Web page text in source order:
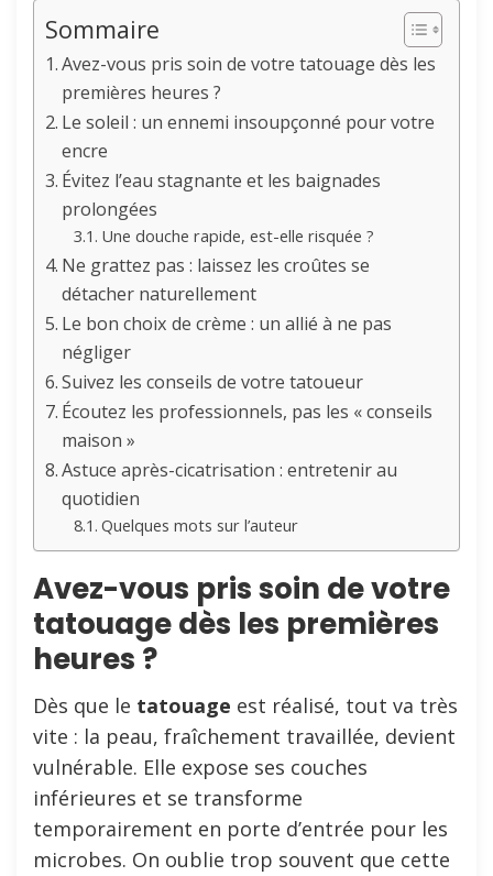
Sommaire
Avez-vous pris soin de votre tatouage dès les
premières heures ?
Le soleil : un ennemi insoupçonné pour votre
encre
Évitez l’eau stagnante et les baignades
prolongées
Une douche rapide, est-elle risquée ?
Ne grattez pas : laissez les croûtes se
détacher naturellement
Le bon choix de crème : un allié à ne pas
négliger
Suivez les conseils de votre tatoueur
Écoutez les professionnels, pas les « conseils
maison »
Astuce après-cicatrisation : entretenir au
quotidien
Quelques mots sur l’auteur
Avez-vous pris soin de votre
tatouage dès les premières
heures ?
Dès que le tatouage est réalisé, tout va très
vite : la peau, fraîchement travaillée, devient
vulnérable. Elle expose ses couches
inférieures et se transforme
temporairement en porte d’entrée pour les
microbes. On oublie trop souvent que cette